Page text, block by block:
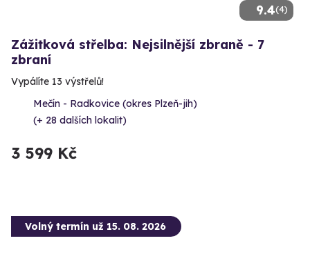
9.4(4)
Zážitková střelba: Nejsilnější zbraně - 7
zbraní
Vypálíte 13 výstřelů!
Mečín - Radkovice (okres Plzeň-jih)
(+ 28 dalších lokalit)
3 599 Kč
Volný termín už 15. 08. 2026